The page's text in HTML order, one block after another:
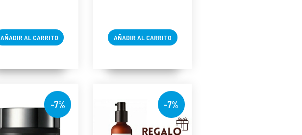
AÑADIR AL CARRITO AÑADIR AL CARRITO
-7% -7%